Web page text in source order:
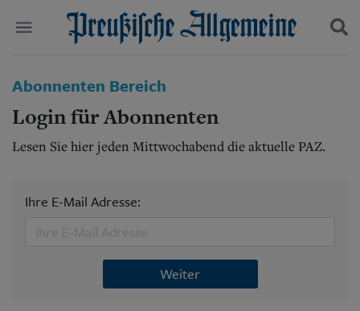
Politik
Wirtschaft
Panorama
Gesellschaft
Pommern
Berlin-Brandenburg
Schlesien
Danzig und Westpreußen
Bücher
Suchen und finden
Abonnenten Bereich
Login für Abonnenten
Lesen Sie hier jeden Mittwochabend die aktuelle PAZ.
Ihre E-Mail Adresse:
Weiter